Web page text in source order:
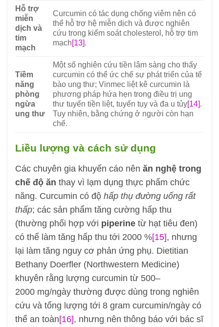
Hỗ trợ
miễn
dịch và
tim
mạch
Curcumin có tác dụng chống viêm nên có
thể hỗ trợ hệ miễn dịch và được nghiên
cứu trong kiểm soát cholesterol, hỗ trợ tim
mạch[13].
Tiềm
năng
phòng
ngừa
ung thư
Một số nghiên cứu tiền lâm sàng cho thấy
curcumin có thể ức chế sự phát triển của tế
bào ung thư; Vinmec liệt kê curcumin là
phương pháp hứa hẹn trong điều trị ung
thư tuyến tiền liệt, tuyến tụy và đa u tủy[14].
Tuy nhiên, bằng chứng ở người còn hạn
chế.
Liều lượng và cách sử dụng
Các chuyên gia khuyến cáo nên ăn nghệ trong
chế độ ăn thay vì lạm dụng thực phẩm chức
năng. Curcumin có độ hấp thụ đường uống rất
thấp; các sản phẩm tăng cường hấp thu
(thường phối hợp với piperinetừ hạt tiêu đen)
có thể làm tăng hấp thu tới 2000 %[15], nhưng
lại làm tăng nguy cơ phản ứng phụ. Dietitian
Bethany Doerfler (Northwestern Medicine)
khuyên rằng lượng curcumin từ 500–
2000 mg/ngày thường được dùng trong nghiên
cứu và tổng lượng tới 8 gram curcumin/ngày có
thể an toàn[16], nhưng nên thông báo với bác sĩ